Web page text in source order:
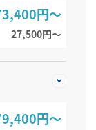
円～
27,500円〜
円～